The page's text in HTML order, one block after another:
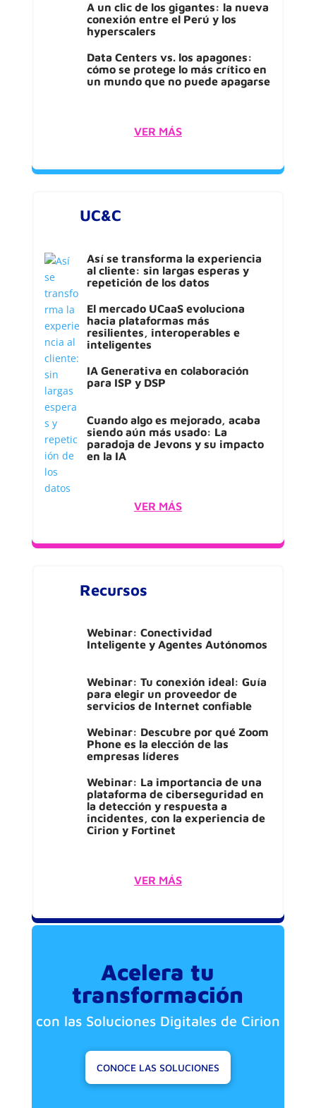
A un clic de los gigantes: la nueva
conexión entre el Perú y los
hyperscalers
Data Centers vs. los apagones:
cómo se protege lo más crítico en
un mundo que no puede apagarse
VER MÁS
UC&C
Así se transforma la experiencia
al cliente: sin largas esperas y
repetición de los datos
El mercado UCaaS evoluciona
hacia plataformas más
resilientes, interoperables e
inteligentes
IA Generativa en colaboración
para ISP y DSP
Cuando algo es mejorado, acaba
siendo aún más usado: La
paradoja de Jevons y su impacto
en la IA
VER MÁS
Recursos
Webinar: Conectividad
Inteligente y Agentes Autónomos
Webinar: Tu conexión ideal: Guía
para elegir un proveedor de
servicios de Internet confiable
Webinar: Descubre por qué Zoom
Phone es la elección de las
empresas líderes
Webinar: La importancia de una
plataforma de ciberseguridad en
la detección y respuesta a
incidentes, con la experiencia de
Cirion y Fortinet
VER MÁS
Acelera tu
transformación
con las Soluciones Digitales de Cirion
CONOCE LAS SOLUCIONES